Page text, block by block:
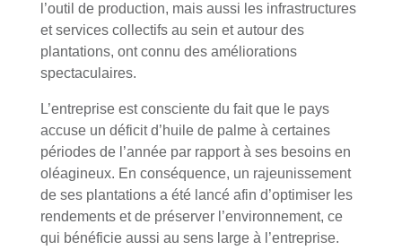
l’outil de production, mais aussi les infrastructures
et services collectifs au sein et autour des
plantations, ont connu des améliorations
spectaculaires.
L’entreprise est consciente du fait que le pays
accuse un déficit d’huile de palme à certaines
périodes de l’année par rapport à ses besoins en
oléagineux. En conséquence, un rajeunissement
de ses plantations a été lancé afin d’optimiser les
rendements et de préserver l’environnement, ce
qui bénéficie aussi au sens large à l’entreprise.